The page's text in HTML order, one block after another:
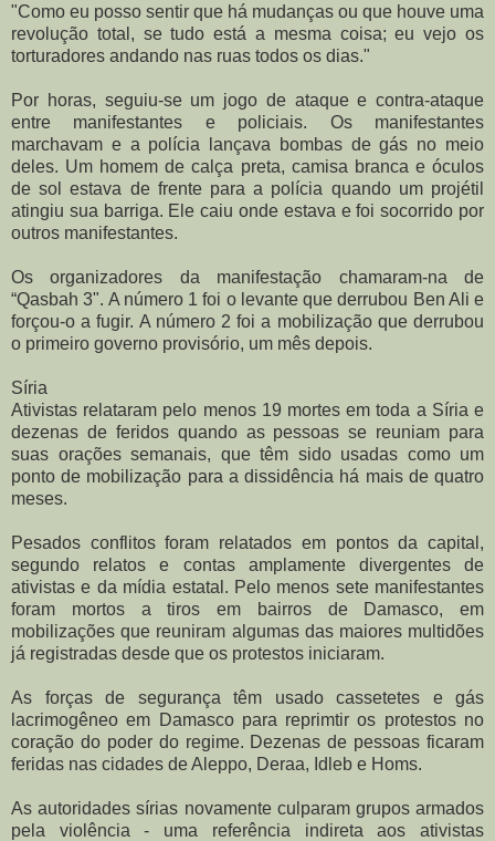
"Como eu posso sentir que há mudanças ou que houve uma
revolução total, se tudo está a mesma coisa; eu vejo os
torturadores andando nas ruas todos os dias."
Por horas, seguiu-se um jogo de ataque e contra-ataque
entre manifestantes e policiais. Os manifestantes
marchavam e a polícia lançava bombas de gás no meio
deles. Um homem de calça preta, camisa branca e óculos
de sol estava de frente para a polícia quando um projétil
atingiu sua barriga. Ele caiu onde estava e foi socorrido por
outros manifestantes.
Os organizadores da manifestação chamaram-na de
“Qasbah 3". A número 1 foi o levante que derrubou Ben Ali e
forçou-o a fugir. A número 2 foi a mobilização que derrubou
o primeiro governo provisório, um mês depois.
Síria
Ativistas relataram pelo menos 19 mortes em toda a Síria e
dezenas de feridos quando as pessoas se reuniam para
suas orações semanais, que têm sido usadas como um
ponto de mobilização para a dissidência há mais de quatro
meses.
Pesados conflitos foram relatados em pontos da capital,
segundo relatos e contas amplamente divergentes de
ativistas e da mídia estatal. Pelo menos sete manifestantes
foram mortos a tiros em bairros de Damasco, em
mobilizações que reuniram algumas das maiores multidões
já registradas desde que os protestos iniciaram.
As forças de segurança têm usado cassetetes e gás
lacrimogêneo em Damasco para reprimtir os protestos no
coração do poder do regime. Dezenas de pessoas ficaram
feridas nas cidades de Aleppo, Deraa, Idleb e Homs.
As autoridades sírias novamente culparam grupos armados
pela violência - uma referência indireta aos ativistas